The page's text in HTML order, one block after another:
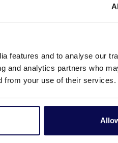
features and to analyse our
and analytics partners who
from your use of their services.